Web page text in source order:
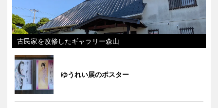
古民家を改修したギャラリー森山
ゆうれい展のポスター